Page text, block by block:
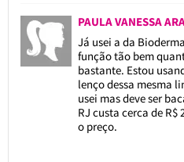
PAULA VANESSA
Já usei a da
função tão bem
bastante. Estou
lenço dessa mesma
usei mas deve ser
RJ custa cerca de R$
o preço.